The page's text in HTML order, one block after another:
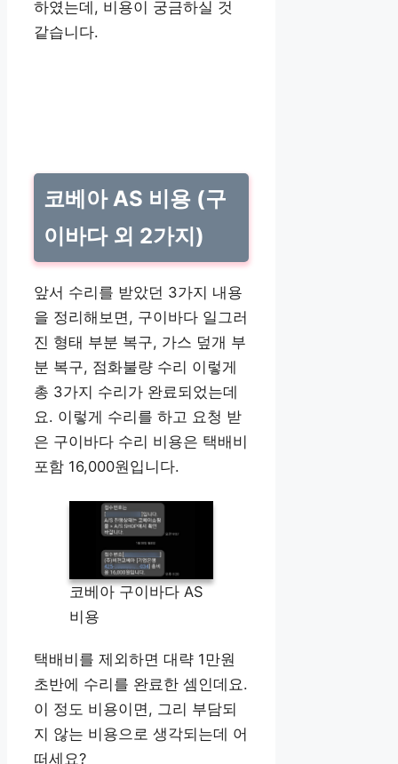
하였는데, 비용이 궁금하실 것
같습니다.
코베아 AS 비용 (구
이바다 외 2가지)
앞서 수리를 받았던 3가지 내용
을 정리해보면, 구이바다 일그러
진 형태 부분 복구, 가스 덮개 부
분 복구, 점화불량 수리 이렇게
총 3가지 수리가 완료되었는데
요. 이렇게 수리를 하고 요청 받
은 구이바다 수리 비용은 택배비
포함 16,000원입니다.
코베아 구이바다 AS
비용
택배비를 제외하면 대략 1만원
초반에 수리를 완료한 셈인데요.
이 정도 비용이면, 그리 부담되
지 않는 비용으로 생각되는데 어
떠세요?